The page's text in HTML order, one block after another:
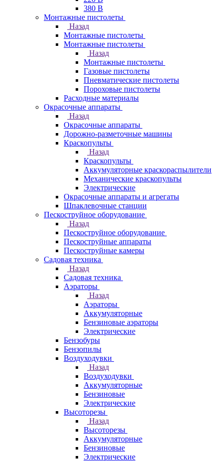
380 В
Монтажные пистолеты
Назад
Монтажные пистолеты
Монтажные пистолеты
Назад
Монтажные пистолеты
Газовые пистолеты
Пневматические пистолеты
Пороховые пистолеты
Расходные материалы
Окрасочные аппараты
Назад
Окрасочные аппараты
Дорожно-разметочные машины
Краскопульты
Назад
Краскопульты
Аккумуляторные краскораспылители
Механические краскопульты
Электрические
Окрасочные аппараты и агрегаты
Шпаклевочные станции
Пескоструйное оборудование
Назад
Пескоструйное оборудование
Пескоструйные аппараты
Пескоструйные камеры
Садовая техника
Назад
Садовая техника
Аэраторы
Назад
Аэраторы
Аккумуляторные
Бензиновые аэраторы
Электрические
Бензобуры
Бензопилы
Воздуходувки
Назад
Воздуходувки
Аккумуляторные
Бензиновые
Электрические
Высоторезы
Назад
Высоторезы
Аккумуляторные
Бензиновые
Электрические